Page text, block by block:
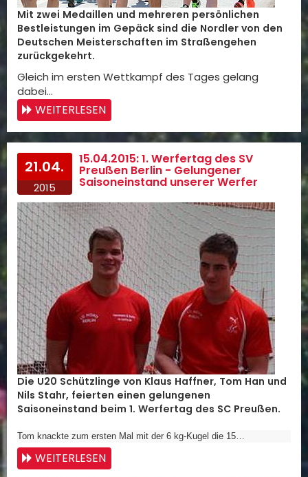
Mit zwei Medaillen und mehreren persönlichen
Bestleistungen im Gepäck sind die Nordler von den
Deutschen Meisterschaften im Straßengehen
zurückgekehrt.
Gleich im ersten Wettkampf des Tages gelang
dabei…
WEITERLESEN
21.04.
2015
15.04.2015: 1. Werfertag des SV
Preußen Berlin - Gelungener
Saisoneinstand unserer Werfer
Die U20 Schützlinge von Klaus Haffner, Tom Han und
Nils Stahr, feierten einen gelungenen
Saisoneinstand beim 1. Werfertag des SC Preußen.
Tom knackte zum ersten Mal mit der 6 kg-Kugel die 15…
WEITERLESEN